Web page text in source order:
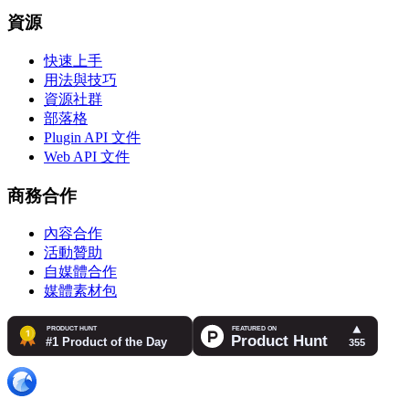
資源
快速上手
用法與技巧
資源社群
部落格
Plugin API 文件
Web API 文件
商務合作
內容合作
活動贊助
自媒體合作
媒體素材包